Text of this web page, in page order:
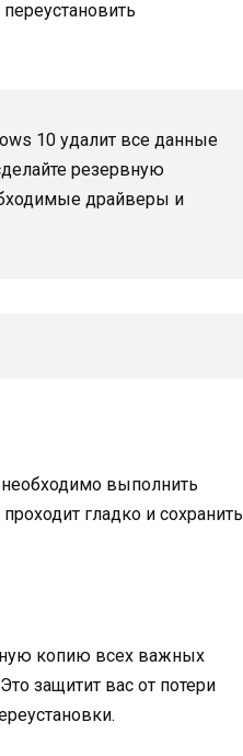
10 удалит все данные
резервную
драйверы и
выполнить
гладко и сохранить
копию всех важных
защитит вас от потери